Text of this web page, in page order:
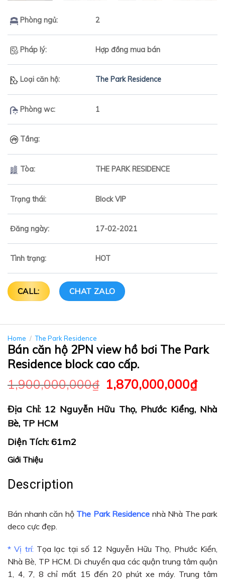
Phòng ngủ: 2
Pháp lý: Hợp đồng mua bán
Loại căn hộ: The Park Residence
Phòng wc: 1
Tầng:
Tòa: THE PARK RESIDENCE
Trạng thái: Block VIP
Đăng ngày: 17-02-2021
Tình trạng: HOT
CALL: CHAT ZALO
Home / The Park Residence
Bán căn hộ 2PN view hồ bơi The Park
Residence block cao cấp.
1,900,000,000₫ 1,870,000,000₫
Địa Chỉ: 12 Nguyễn Hữu Thọ, Phước Kiểng, Nhà
Bè, TP HCM
Diện Tích: 61m2
Giới Thiệu
Description
Bán nhanh căn hộ The Park Residence nhà Nhà The park
deco cực đẹp.
* Vị trí: Tọa lạc tại số 12 Nguyễn Hữu Thọ, Phước Kiển,
Nhà Bè, TP HCM. Di chuyển qua các quận trung tâm quận
1, 4, 7, 8 chỉ mất 15 đến 20 phút xe máy. Trung tâm